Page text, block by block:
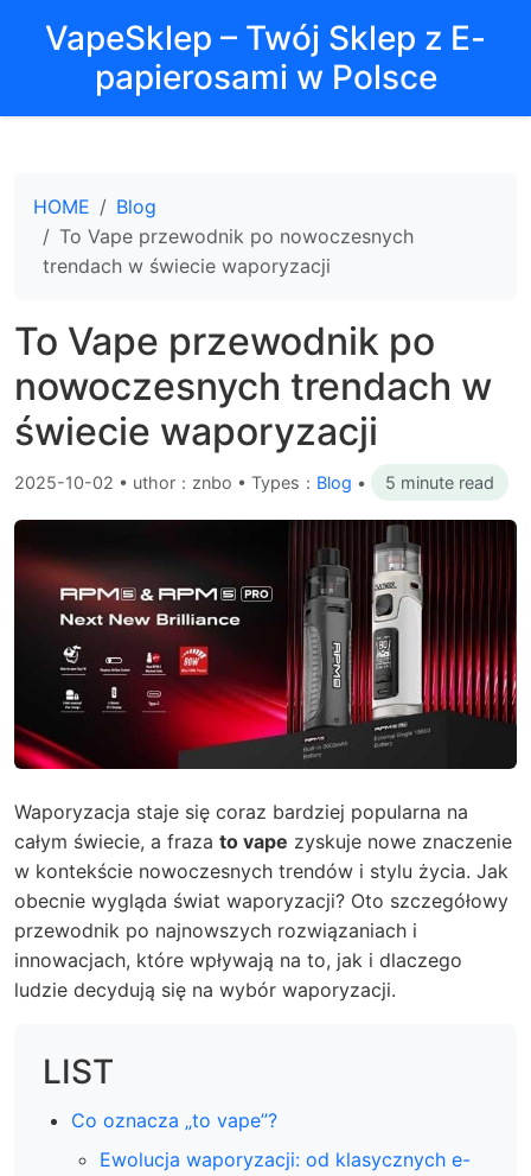
VapeSklep – Twój Sklep z E-
papierosami w Polsce
HOME
Blog
To Vape przewodnik po nowoczesnych
trendach w świecie waporyzacji
To Vape przewodnik po
nowoczesnych trendach w
świecie waporyzacji
2025-10-02 • uthor：znbo • Types： Blog • 5 minute read
Waporyzacja staje się coraz bardziej popularna na
całym świecie, a fraza to vape zyskuje nowe znaczenie
w kontekście nowoczesnych trendów i stylu życia. Jak
obecnie wygląda świat waporyzacji? Oto szczegółowy
przewodnik po najnowszych rozwiązaniach i
innowacjach, które wpływają na to, jak i dlaczego
ludzie decydują się na wybór waporyzacji.
LIST
Co oznacza „to vape”?
Ewolucja waporyzacji: od klasycznych e-